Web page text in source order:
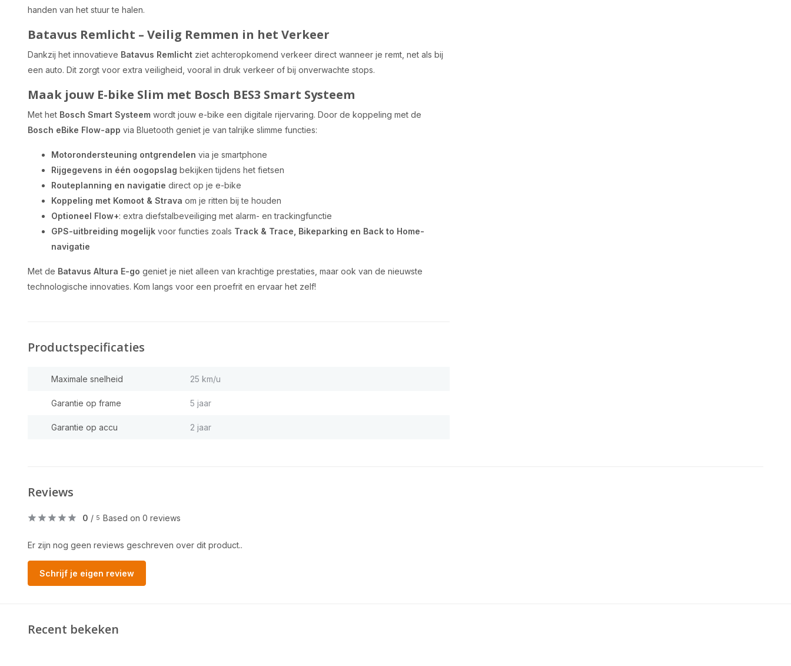
handen van het stuur te halen.
Batavus Remlicht – Veilig Remmen in het Verkeer
Dankzij het innovatieve Batavus Remlicht ziet achteropkomend verkeer direct wanneer je remt, net als bij
een auto. Dit zorgt voor extra veiligheid, vooral in druk verkeer of bij onverwachte stops.
Maak jouw E-bike Slim met Bosch BES3 Smart Systeem
Met het Bosch Smart Systeem wordt jouw e-bike een digitale rijervaring. Door de koppeling met de
Bosch eBike Flow-app via Bluetooth geniet je van talrijke slimme functies:
Motorondersteuning ontgrendelen via je smartphone
Rijgegevens in één oogopslag bekijken tijdens het fietsen
Routeplanning en navigatie direct op je e-bike
Koppeling met Komoot & Strava om je ritten bij te houden
Optioneel Flow+: extra diefstalbeveiliging met alarm- en trackingfunctie
GPS-uitbreiding mogelijk voor functies zoals Track & Trace, Bikeparking en Back to Home-
navigatie
Met de Batavus Altura E-go geniet je niet alleen van krachtige prestaties, maar ook van de nieuwste
technologische innovaties. Kom langs voor een proefrit en ervaar het zelf!
Productspecificaties
Maximale snelheid 25 km/u
Garantie op frame 5 jaar
Garantie op accu 2 jaar
Reviews
0 / 5 Based on 0 reviews
Er zijn nog geen reviews geschreven over dit product..
Schrijf je eigen review
Recent bekeken